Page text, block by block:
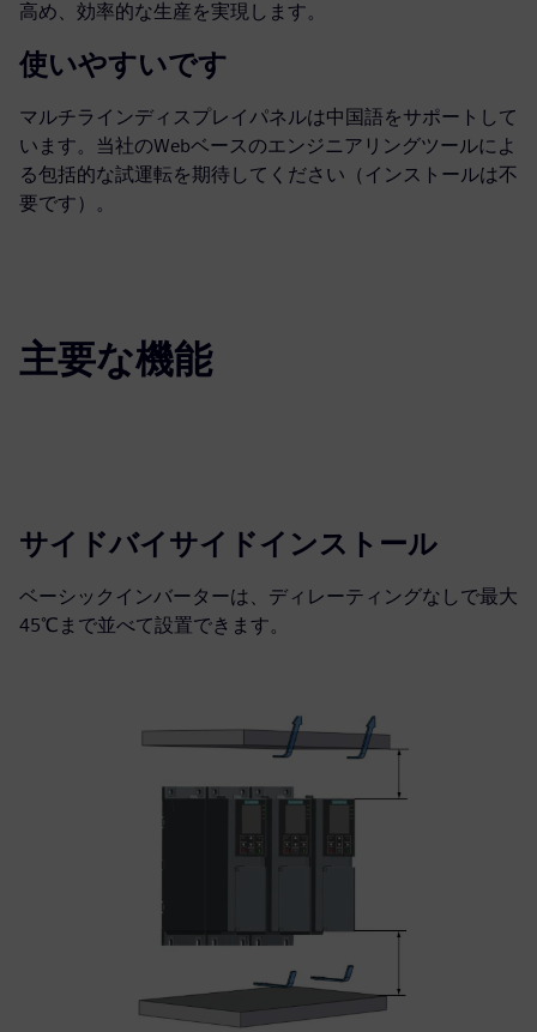
高め、効率的な生産を実現します。
使いやすいです
マルチラインディスプレイパネルは中国語をサポートして
います。当社のWebベースのエンジニアリングツールによ
る包括的な試運転を期待してください（インストールは不
要です）。
主要な機能
サイドバイサイドインストール
ベーシックインバーターは、ディレーティングなしで最大
45℃まで並べて設置できます。